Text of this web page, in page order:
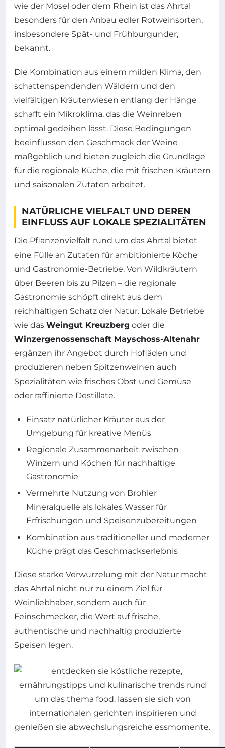
wie der Mosel oder dem Rhein ist das Ahrtal
besonders für den Anbau edler Rotweinsorten,
insbesondere Spät- und Frühburgunder,
bekannt.
Die Kombination aus einem milden Klima, den
schattenspendenden Wäldern und den
vielfältigen Kräuterwiesen entlang der Hänge
schafft ein Mikroklima, das die Weinreben
optimal gedeihen lässt. Diese Bedingungen
beeinflussen den Geschmack der Weine
maßgeblich und bieten zugleich die Grundlage
für die regionale Küche, die mit frischen Kräutern
und saisonalen Zutaten arbeitet.
NATÜRLICHE VIELFALT UND DEREN
EINFLUSS AUF LOKALE SPEZIALITÄTEN
Die Pflanzenvielfalt rund um das Ahrtal bietet
eine Fülle an Zutaten für ambitionierte Köche
und Gastronomie-Betriebe. Von Wildkräutern
über Beeren bis zu Pilzen – die regionale
Gastronomie schöpft direkt aus dem
reichhaltigen Schatz der Natur. Lokale Betriebe
wie das Weingut Kreuzberg oder die
Winzergenossenschaft Mayschoss-Altenahr
ergänzen ihr Angebot durch Hofläden und
produzieren neben Spitzenweinen auch
Spezialitäten wie frisches Obst und Gemüse
oder raffinierte Destillate.
Einsatz natürlicher Kräuter aus der
Umgebung für kreative Menüs
Regionale Zusammenarbeit zwischen
Winzern und Köchen für nachhaltige
Gastronomie
Vermehrte Nutzung von Brohler
Mineralquelle als lokales Wasser für
Erfrischungen und Speisenzubereitungen
Kombination aus traditioneller und moderner
Küche prägt das Geschmackserlebnis
Diese starke Verwurzelung mit der Natur macht
das Ahrtal nicht nur zu einem Ziel für
Weinliebhaber, sondern auch für
Feinschmecker, die Wert auf frische,
authentische und nachhaltig produzierte
Speisen legen.